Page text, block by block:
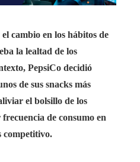
cambio en los hábitos de
la lealtad de los
PepsiCo decidió
de sus snacks más
el bolsillo de los
de consumo en
competitivo.